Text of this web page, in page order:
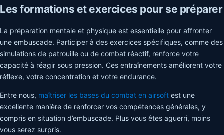
Les formations et exercices pour se préparer
La préparation mentale et physique est essentielle pour affronter
une embuscade. Participer à des exercices spécifiques, comme des
simulations de patrouille ou de combat réactif, renforce votre
capacité à réagir sous pression. Ces entraînements améliorent votre
réflexe, votre concentration et votre endurance.
Entre nous, maîtriser les bases du combat en airsoft est une
excellente manière de renforcer vos compétences générales, y
compris en situation d’embuscade. Plus vous êtes aguerri, moins
vous serez surpris.